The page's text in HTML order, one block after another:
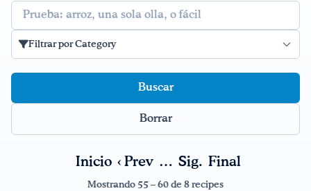
Blog
Recetas
Buscar
Filtrar por Category
Borrar
Inicio ‹ Prev … Sig. Final
Mostrando 55 – 60 de 8 recipes